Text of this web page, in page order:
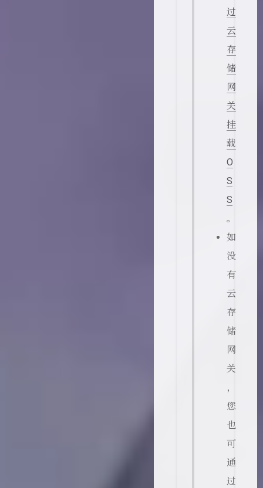
过
云
存
储
网
关
挂
载
O
S
S
。
如
没
有
云
存
储
网
关
，
您
也
可
通
过